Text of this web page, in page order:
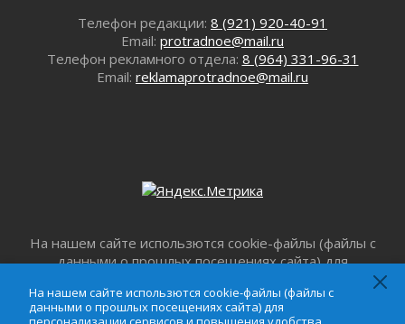
поврежденной ногой из леса в Гатчинском
29 июля 2026
353 дома подключили к газу за неделю в
29 июля 2026
социально-экономического развития региона
на 2027-2029 годы
Телефон редакции: 8 (921) 920-40-91
Email: protradnoe@mail.ru
Телефон рекламного отдела: 8 (964) 331-96-31
Email: reklamaprotradnoe@mail.ru
На нашем сайте использются cookie-файлы (файлы с
данными о прошлых посещениях сайта) для
пользователей. Продолжая пользоваться данным
сайтом, вы подтверждаете свое согласие на
На нашем сайте использются cookie-файлы (файлы с
данными о прошлых посещениях сайта) для